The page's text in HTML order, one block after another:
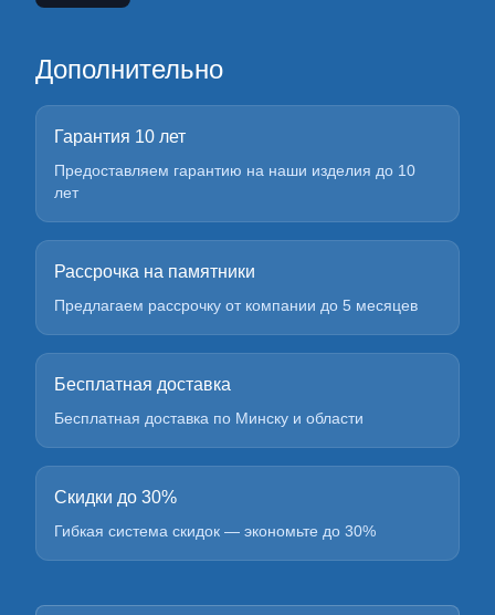
Дополнительно
Гарантия 10 лет
Предоставляем гарантию на наши изделия до 10
лет
Рассрочка на памятники
Предлагаем рассрочку от компании до 5 месяцев
Бесплатная доставка
Бесплатная доставка по Минску и области
Скидки до 30%
Гибкая система скидок — экономьте до 30%